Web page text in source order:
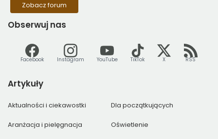
Zobacz forum
Obserwuj nas
Facebook Instagram YouTube TikTok X RSS
Artykuły
Aktualności i ciekawostki Dla początkujących
Aranżacja i pielęgnacja Oświetlenie